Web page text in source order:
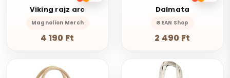
Viking rajz arc
Magnolion Merch
4 190 Ft
Dalmata
GEAN Shop
2 490 Ft